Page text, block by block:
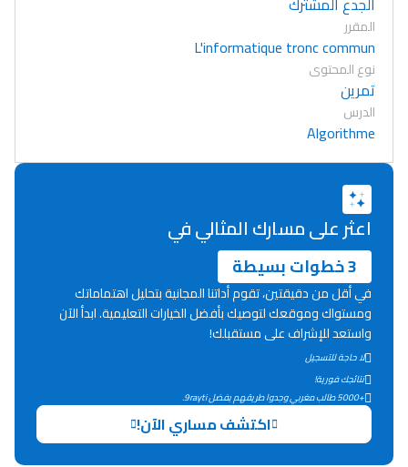
التعليم الثانوي التأهيلي
Collège au Maroc
المقرر
L'informatique tronc commun
نوع المحتوى
تمرين
الدرس
Algorithme
اعثر على مسارك المثالي في
3 خطوات بسيطة
في أقل من دقيقتين، تقوم أداتنا المجانية بتحليل اهتماماتك
ومستواك وموقعك لتوصيك بأفضل الخيارات التعليمية. ابدأ الآن
واستعد للإشراف على مستقبلك!
لا حاجة للتسجيل
نتائجك فورية!
+5000 طالب مغربي وجدوا طريقهم بفضل 9rayti.
اكتشف مساري الآن!